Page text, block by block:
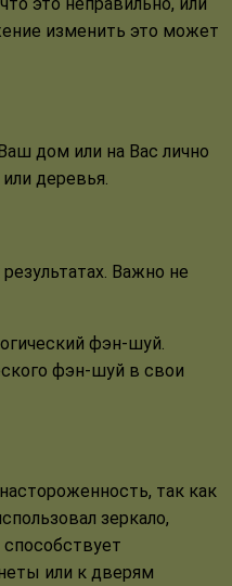
изменить это может
дом или на Вас лично
деревья.
Важно не
фэн-шуй.
фэн-шуй в свои
так как
зеркало,
или к дверям